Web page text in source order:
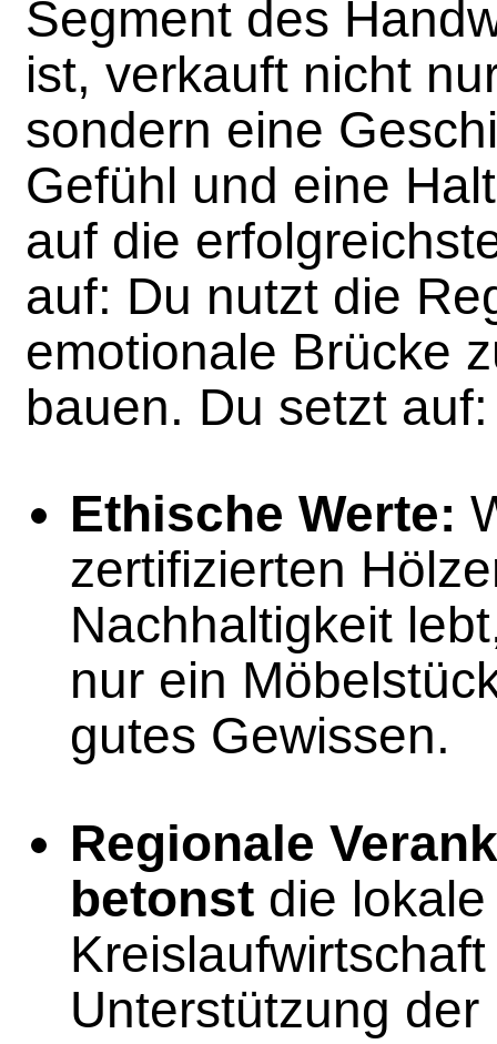
Segment des
ist, verkauft nicht
sondern eine
Gefühl und eine
auf die
auf: Du nutzt die
emotionale Brücke
bauen. Du setzt auf:
Ethische Werte:
zertifizierten
Nachhaltigkeit
nur ein
gutes Gewissen.
Regionale
betonstdie lokale
Unterstützung der